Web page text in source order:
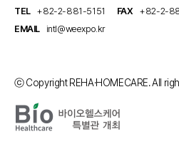
TEL
+82-2-881-5151 FAX
+82-2-
EMAIL intl@weexpo.kr
ⓒ Copyright REHA·HOMECARE. All